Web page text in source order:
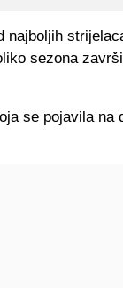
najboljih
sezona
se pojavila